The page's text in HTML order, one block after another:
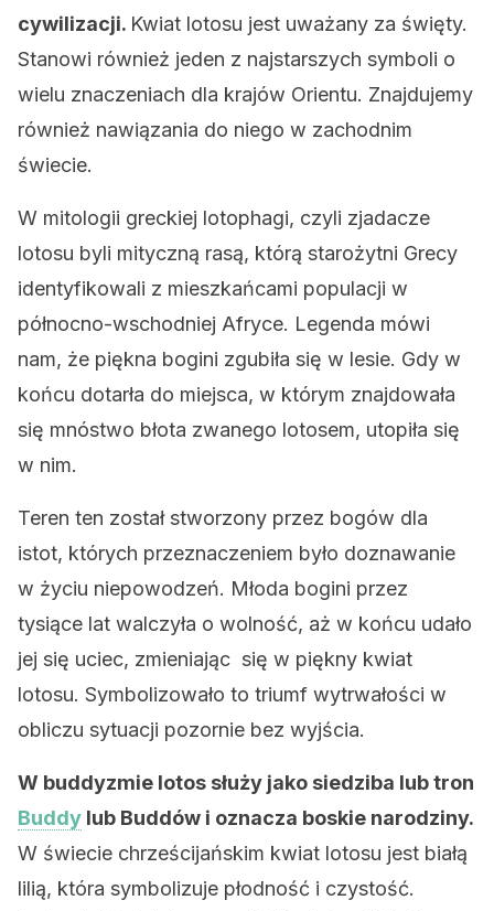
cywilizacji. Kwiat lotosu jest uważany za święty.
Stanowi również jeden z najstarszych symboli o
wielu znaczeniach dla krajów Orientu. Znajdujemy
również nawiązania do niego w zachodnim
świecie.
W mitologii greckiej lotophagi, czyli zjadacze
lotosu byli mityczną rasą, którą starożytni Grecy
identyfikowali z mieszkańcami populacji w
północno-wschodniej Afryce. Legenda mówi
nam, że piękna bogini zgubiła się w lesie. Gdy w
końcu dotarła do miejsca, w którym znajdowała
się mnóstwo błota zwanego lotosem, utopiła się
w nim.
Teren ten został stworzony przez bogów dla
istot, których przeznaczeniem było doznawanie
w życiu niepowodzeń. Młoda bogini przez
tysiące lat walczyła o wolność, aż w końcu udało
jej się uciec, zmieniając się w piękny kwiat
lotosu. Symbolizowało to triumf wytrwałości w
obliczu sytuacji pozornie bez wyjścia.
W buddyzmie lotos służy jako siedziba lub tron
Buddy lub Buddów i oznacza boskie narodziny.
W świecie chrześcijańskim kwiat lotosu jest białą
lilią, która symbolizuje płodność i czystość.